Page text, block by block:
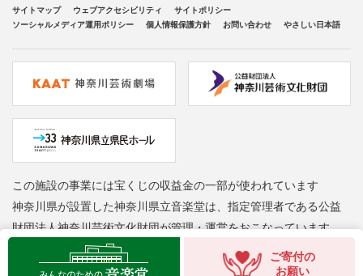
ご寄付の
お願い
サイトマップ ウェブアクセシビリティ
サイトポリシー
ソーシャルメディア運用ポリシー
個人情報保護方針 お問い合わせ やさしい日本語
この施設の事業には宝くじの収益金の一部が使われています
神奈川県が設置した神奈川県立音楽堂は、指定管理者である公益
財団法人神奈川芸術文化財団が管理・運営をおこなっています
Copyright © Kanagawa Arts Foundation. All rights reserved.